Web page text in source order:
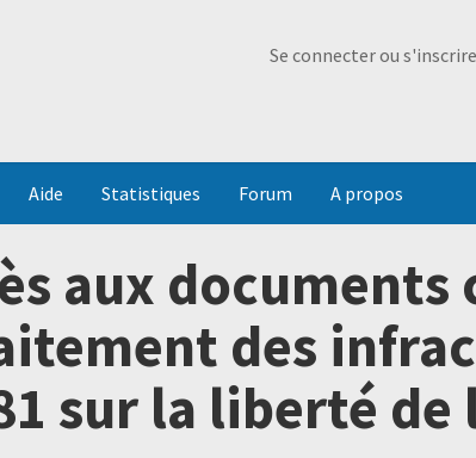
Se connecter ou s'inscrire
Aide Statistiques Forum A propos
aux
des
sur la liberté de